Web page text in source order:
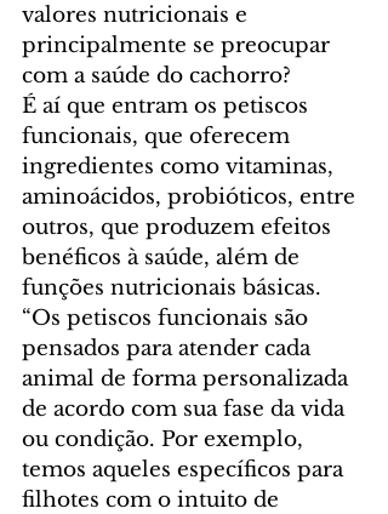
valores nutricionais e
principalmente se preocupar
com a saúde do cachorro?
É aí que entram os petiscos
funcionais, que oferecem
ingredientes como vitaminas,
aminoácidos, probióticos, entre
outros, que produzem efeitos
benéficos à saúde, além de
funções nutricionais básicas.
“Os petiscos funcionais são
pensados para atender cada
animal de forma personalizada
de acordo com sua fase da vida
ou condição. Por exemplo,
temos aqueles específicos para
filhotes com o intuito de